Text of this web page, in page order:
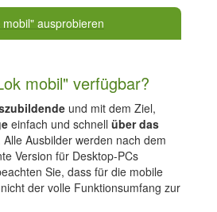
mobil" ausprobieren
mobil" verfügbar?
und mit dem Ziel,
einfach und schnell über das
Alle Ausbilder werden nach dem
Version für Desktop-PCs
Sie, dass für die mobile
der volle Funktionsumfang zur